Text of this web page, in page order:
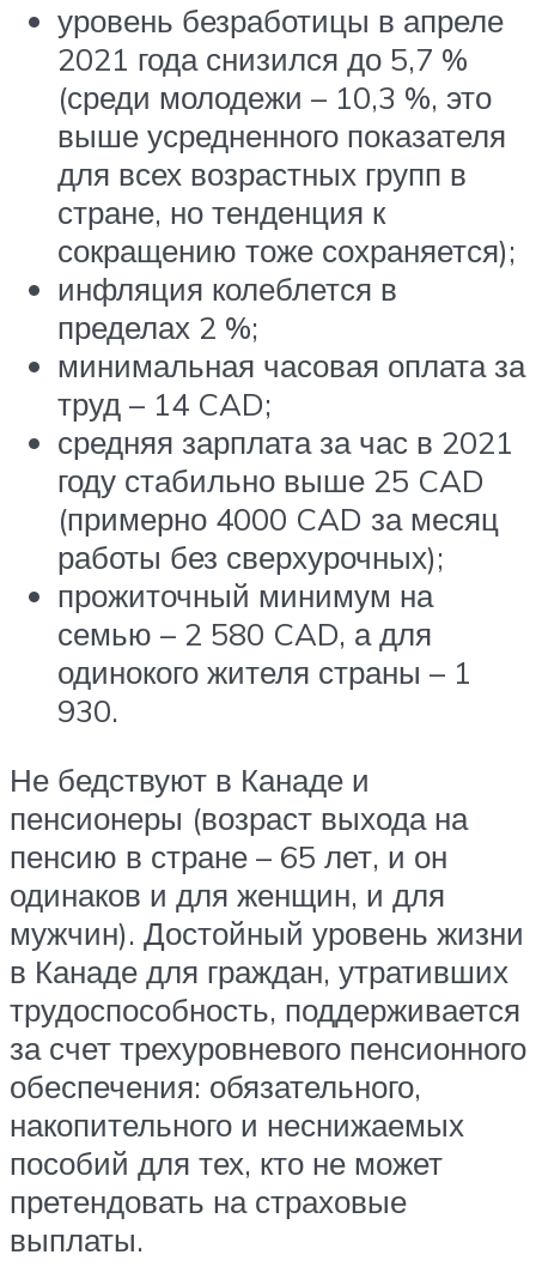
уровень безработицы в апреле
2021 года снизился до 5,7 %
(среди молодежи – 10,3 %, это
выше усредненного показателя
для всех возрастных групп в
стране, но тенденция к
сокращению тоже сохраняется);
инфляция колеблется в
пределах 2 %;
минимальная часовая оплата за
труд – 14 CAD;
средняя зарплата за час в 2021
году стабильно выше 25 CAD
(примерно 4000 CAD за месяц
работы без сверхурочных);
прожиточный минимум на
семью – 2 580 CAD, а для
одинокого жителя страны – 1
930.
Не бедствуют в Канаде и
пенсионеры (возраст выхода на
пенсию в стране – 65 лет, и он
одинаков и для женщин, и для
мужчин). Достойный уровень жизни
в Канаде для граждан, утративших
трудоспособность, поддерживается
за счет трехуровневого пенсионного
обеспечения: обязательного,
накопительного и неснижаемых
пособий для тех, кто не может
претендовать на страховые
выплаты.